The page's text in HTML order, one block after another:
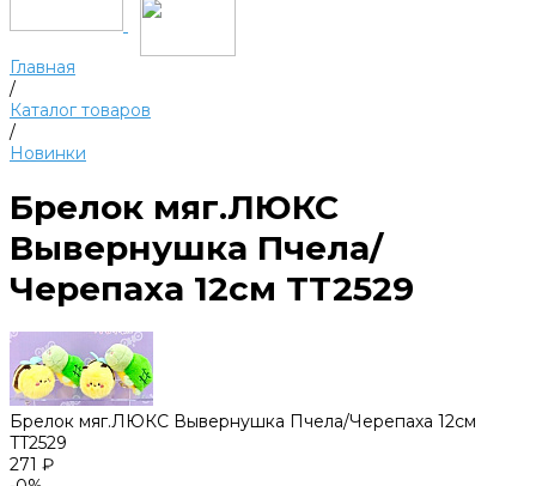
Главная
/
Каталог товаров
/
Новинки
Брелок мяг.ЛЮКС
Вывернушка Пчела/
Черепаха 12см TT2529
Брелок мяг.ЛЮКС Вывернушка Пчела/Черепаха 12см
TT2529
271 ₽